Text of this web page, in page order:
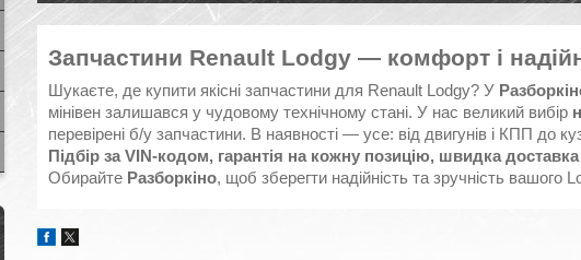
Запчастини Renault Lodgy — комфорт і
Шукаєте, де купити якісні запчастини для Renault Lodgy? У
мінівен залишався у чудовому технічному стані. У нас великий вибір
перевірені б/у запчастини. В наявності — усе: від двигунів і КПП до
Підбір за VIN-кодом, гарантія на кожну позицію, швидка доставка
Обирайте Разборкіно, щоб зберегти надійність та зручність вашого